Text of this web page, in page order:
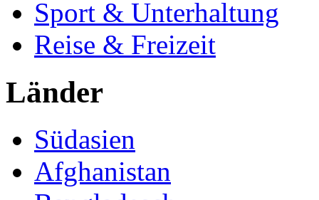
Sport & Unterhaltung
Reise & Freizeit
Länder
Südasien
Afghanistan